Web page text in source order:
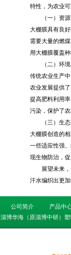
特性，为农业可
（一）资
大棚膜具有良
需要大量的燃
用大棚膜覆盖
（二）环
传统农业生产
农业发展提供
提高肥料利用
污染，保护了农
（三）生
大棚膜创造的
一些适应性强
现生物防治，
展望未来
汗水编织出更
公司简介 产品中
淄博华海（原淄博中研）